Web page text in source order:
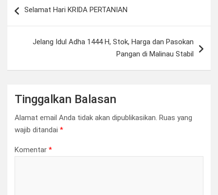
posSelamat Hari KRIDA PERTANIAN
Jelang Idul Adha 1444 H, Stok, Harga dan Pasokan
Pangan di Malinau Stabil
Tinggalkan Balasan
Alamat email Anda tidak akan dipublikasikan. Ruas yang
wajib ditandai *
Komentar *